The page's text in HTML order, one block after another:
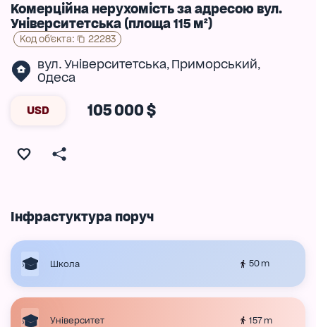
Комерційна нерухомість за адресою вул.
Університетська (площа 115 м²)
Код об'єкта: 22283
вул. Університетська, Приморський,
Одеса
USD 105 000 $
Інфрастуктура поруч
Школа 50 m
Університет 157 m